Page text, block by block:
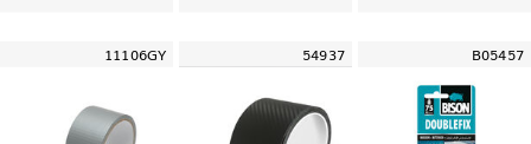
11106GY 54937 B05457